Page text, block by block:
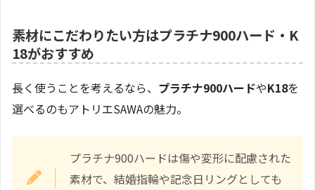
素材にこだわりたい方はプラチナ900ハード・K
18がおすすめ
長く使うことを考えるなら、 プラチナ900ハードやK18を
選べるのもアトリエSAWAの魅力。
プラチナ900ハードは傷や変形に配慮された
素材で、結婚指輪や記念日リングとしても